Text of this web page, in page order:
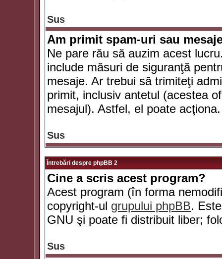
Sus
Am primit spam-uri sau
Ne pare rău să auzim acest
include măsuri de siguranţă
mesaje. Ar trebui să trimiteţi
primit, inclusiv antetul (acestea
mesajul). Astfel, el poate acţiona.
Sus
Întrebări despre phpBB 2
Cine a scris acest program?
Acest program (în forma
copyright-ul grupului phpBB.
GNU şi poate fi distribuit liber;
Sus